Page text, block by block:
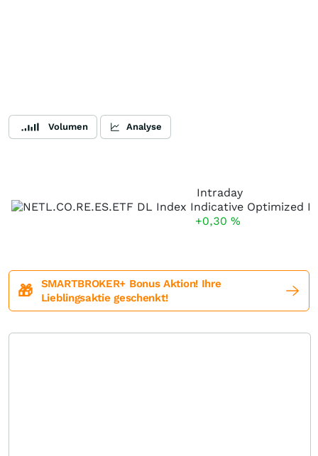
Volumen Analyse
Intraday
+0,30 %
🎁
SMARTBROKER+ Bonus Aktion! Ihre
Lieblingsaktie geschenkt!